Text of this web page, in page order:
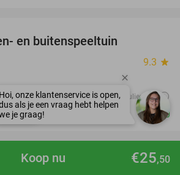
€25,50
Koop nu
en buitenspeeltuin
9.3 star
Regulier €9
€5 ,50
close